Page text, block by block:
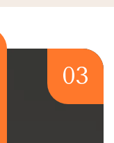
03